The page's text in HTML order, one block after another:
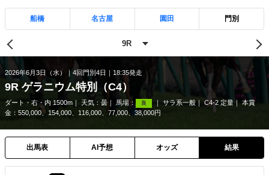
船橋 名古屋 園田 門別
2026年6月3日（水） 4回門別4日 18:35発走
9R ゲラニウム特別（C4）
ダート・右・内 1500m 天気： 曇 馬場： 良 サラ系一般 C4-2 定量
本賞
金：550,000、154,000、116,000、77,000、38,000円
出馬表 AI予想 オッズ 結果